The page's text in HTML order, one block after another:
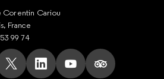
Corentin Cariou
France
99 74
sur Facebook
nous sur Tik Tok
Suivez nous sur X
Suivez nous sur LinkedIn
Suivez nous sur
Suivez nous